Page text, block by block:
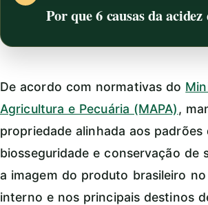
Por que 6 causas da acidez
De acordo com normativas do
Agricultura e Pecuária (MAPA),
propriedade alinhada aos padrões
biosseguridade e conservação de
a imagem do produto brasileiro
interno e nos principais destinos